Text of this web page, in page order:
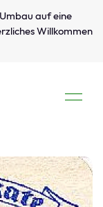
auf eine
Willkommen